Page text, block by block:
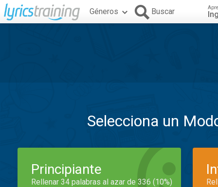
Géneros Buscar
Selecciona un
Principiante
Rellenar 34 palabras al azar de 336 (10%)